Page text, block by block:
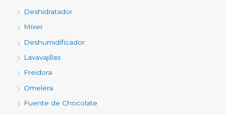
Deshidratador
Mixer
Deshumidificador
Lavavajillas
Freidora
Omelera
Fuente de Chocolate